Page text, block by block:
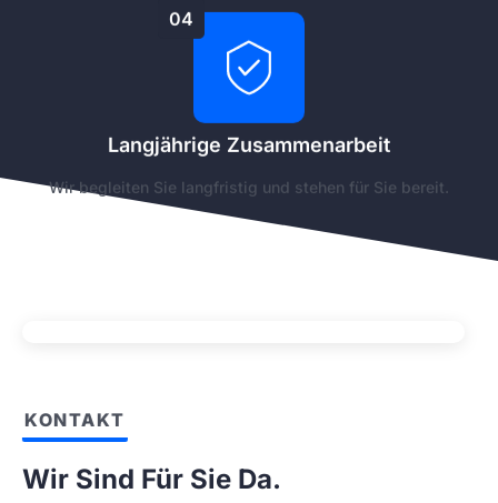
04
Langjährige Zusammenarbeit
Wir begleiten Sie langfristig und stehen für Sie bereit.
KONTAKT
Wir Sind Für Sie Da.